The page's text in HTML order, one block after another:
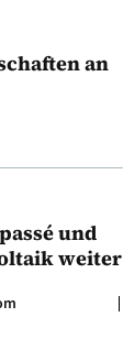
an
und
weiter